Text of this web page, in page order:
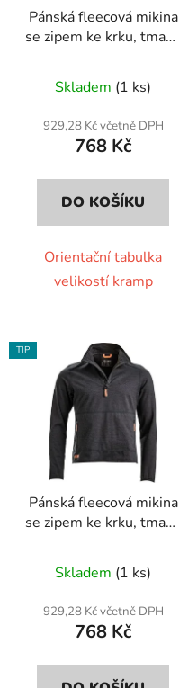
Pánská fleecová mikina
se zipem ke krku, tmavě
Skladem (1 ks)
929,28 Kč včetně DPH
768 Kč
DO KOŠÍKU
Orientační tabulka
velikostí kramp
TIP
Pánská fleecová mikina
se zipem ke krku, tmavě
Skladem (1 ks)
929,28 Kč včetně DPH
768 Kč